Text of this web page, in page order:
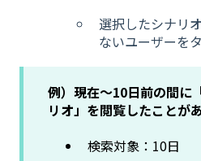
選択したシナリ
ないユーザーを
例）現在〜10日前の間に
リオ」を閲覧したことが
検索対象：10日